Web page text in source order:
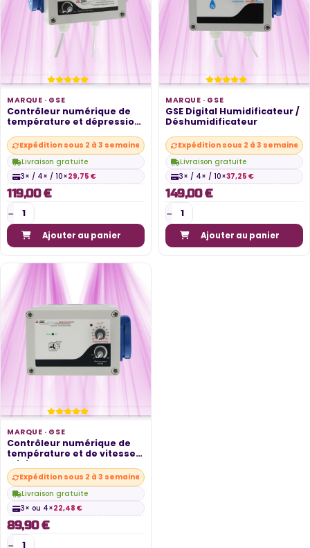
MARQUE · GSE
Contrôleur numérique de
température et dépression
Expédition sous 2 à 3 semaines
Livraison gratuite
3× / 4× / 10×29,75 €
119,00 €
Ajouter au panier
MARQUE · GSE
GSE Digital Humidificateur /
Déshumidificateur
Expédition sous 2 à 3 semaines
Livraison gratuite
3× / 4× / 10×37,25 €
149,00 €
Ajouter au panier
MARQUE · GSE
Contrôleur numérique de
température et de vitesse
minimum...
Expédition sous 2 à 3 semaines
Livraison gratuite
3× ou 4×22,48 €
89,90 €